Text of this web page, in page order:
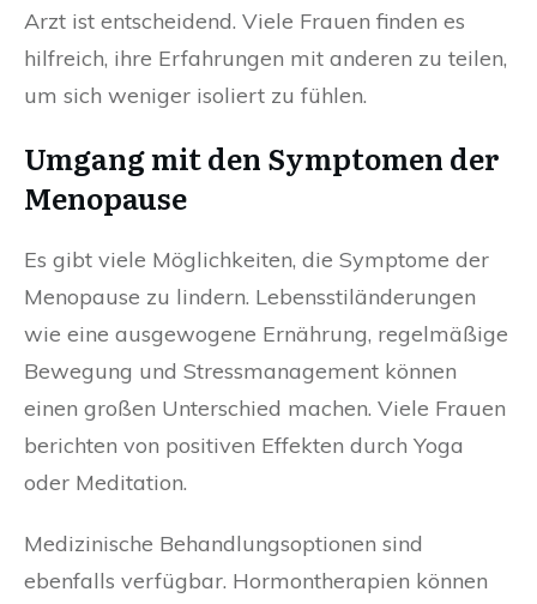
Arzt ist entscheidend. Viele Frauen finden es
hilfreich, ihre Erfahrungen mit anderen zu teilen,
um sich weniger isoliert zu fühlen.
Umgang mit den Symptomen der
Menopause
Es gibt viele Möglichkeiten, die Symptome der
Menopause zu lindern. Lebensstiländerungen
wie eine ausgewogene Ernährung, regelmäßige
Bewegung und Stressmanagement können
einen großen Unterschied machen. Viele Frauen
berichten von positiven Effekten durch Yoga
oder Meditation.
Medizinische Behandlungsoptionen sind
ebenfalls verfügbar. Hormontherapien können